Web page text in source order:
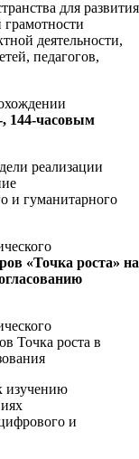
для развития
деятельности,
педагогов,
, 144-часовым
реализации
и гуманитарного
«Точка роста» на
Точка роста в
изучению
и